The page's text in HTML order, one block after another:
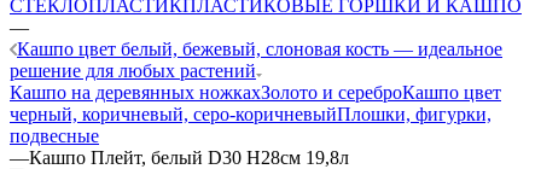
СТЕКЛОПЛАСТИКПЛАСТИКОВЫЕ ГОРШКИ И КАШПО
—
Кашпо цвет белый, бежевый, слоновая кость — идеальное
решение для любых растений
Кашпо на деревянных ножкахЗолото и сереброКашпо цвет
черный, коричневый, серо-коричневыйПлошки, фигурки,
подвесные
—Кашпо Плейт, белый D30 H28cм 19,8л